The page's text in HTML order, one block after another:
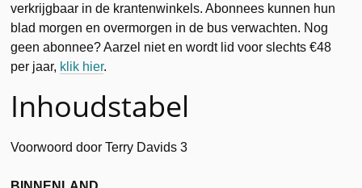
verkrijgbaar in de krantenwinkels. Abonnees kunnen hun
blad morgen en overmorgen in de bus verwachten. Nog
geen abonnee? Aarzel niet en wordt lid voor slechts €48
per jaar, klik hier.
Inhoudstabel
Voorwoord door Terry Davids 3